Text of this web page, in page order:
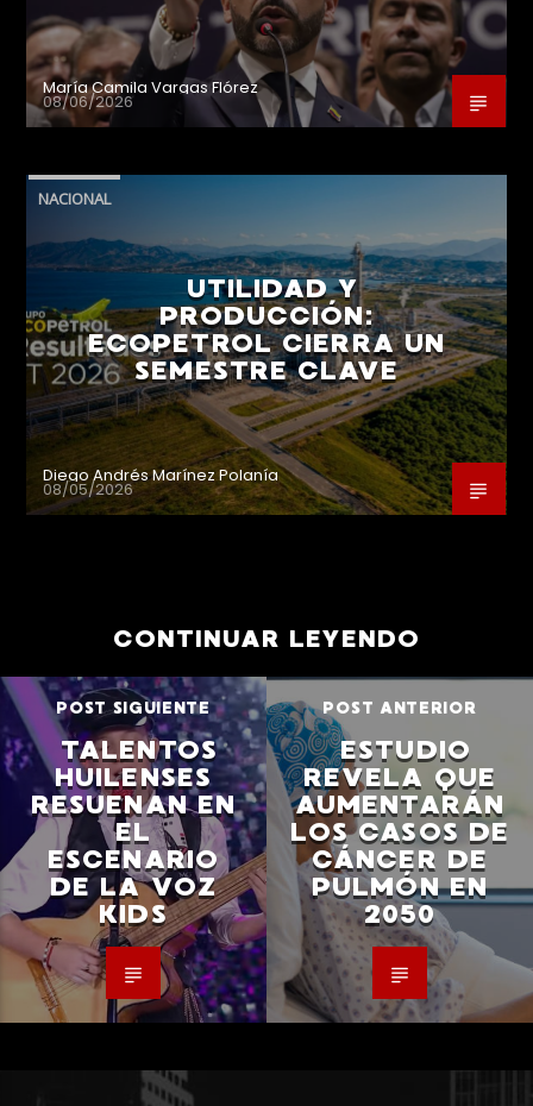
María Camila Vargas Flórez
08/06/2026
NACIONAL
UTILIDAD Y
PRODUCCIÓN:
ECOPETROL CIERRA UN
SEMESTRE CLAVE
Diego Andrés Marínez Polanía
08/05/2026
CONTINUAR LEYENDO
POST SIGUIENTE
TALENTOS
HUILENSES
RESUENAN EN
EL
ESCENARIO
DE LA VOZ
KIDS
POST ANTERIOR
ESTUDIO
REVELA QUE
AUMENTARÁN
LOS CASOS DE
CÁNCER DE
PULMÓN EN
2050